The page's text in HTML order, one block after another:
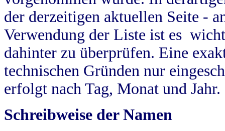
der derzeitigen aktuellen Seite -
Verwendung der Liste ist es
dahinter zu überprüfen. Eine
technischen Gründen nur
erfolgt nach Tag, Monat und Jahr.
Schreibweise der Namen